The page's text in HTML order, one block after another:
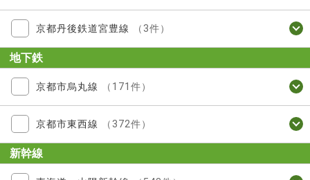
京都丹後鉄道宮豊線 （3件）
地下鉄
京都市烏丸線 （171件）
京都市東西線 （372件）
新幹線